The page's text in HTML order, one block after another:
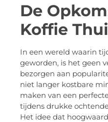
De
Koffie
In een wereld waarin
geworden, is het geen
bezorgen aan
niet langer kostbare
maken van een
tijdens drukke
Het idee dat